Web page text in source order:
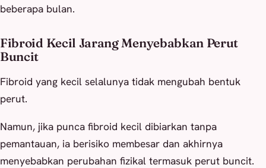
beberapa bulan.
Fibroid Kecil Jarang Menyebabkan Perut
Buncit
Fibroid yang kecil selalunya tidak mengubah bentuk
perut.
Namun, jika punca fibroid kecil dibiarkan tanpa
pemantauan, ia berisiko membesar dan akhirnya
menyebabkan perubahan fizikal termasuk perut buncit.